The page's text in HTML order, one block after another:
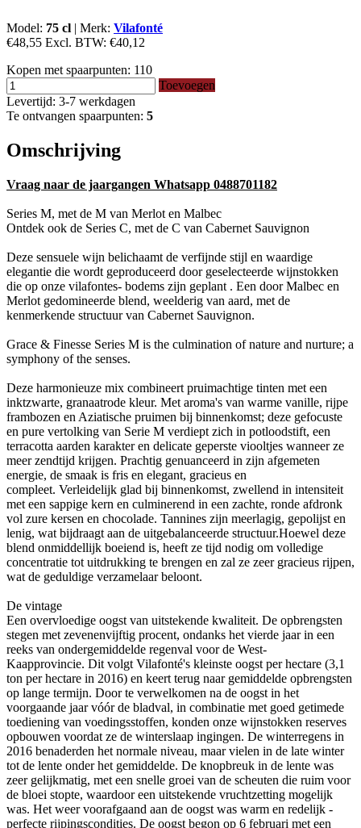
Model: 75 cl | Merk: Vilafonté
€48,55 Excl. BTW: €40,12
Kopen met spaarpunten: 110
Toevoegen
Levertijd: 3-7 werkdagen
Te ontvangen spaarpunten: 5
Omschrijving
Vraag naar de jaargangen Whatsapp 0488701182
Series M, met de M van Merlot en Malbec
Ontdek ook de Series C, met de C van Cabernet Sauvignon
Deze sensuele wijn belichaamt de verfijnde stijl en waardige
elegantie die wordt geproduceerd door geselecteerde wijnstokken
die op onze vilafontes- bodems zijn geplant . Een door Malbec en
Merlot gedomineerde blend, weelderig van aard, met de
kenmerkende structuur van Cabernet Sauvignon.
Grace & Finesse Series M is the culmination of nature and nurture; a
symphony of the senses.
Deze harmonieuze mix combineert pruimachtige tinten met een
inktzwarte, granaatrode kleur. Met aroma's van warme vanille, rijpe
frambozen en Aziatische pruimen bij binnenkomst; deze gefocuste
en pure vertolking van Serie M verdiept zich in potloodstift, een
terracotta aarden karakter en delicate geperste viooltjes wanneer ze
meer zendtijd krijgen. Prachtig genuanceerd in zijn afgemeten
energie, de smaak is fris en elegant, gracieus en
compleet. Verleidelijk glad bij binnenkomst, zwellend in intensiteit
met een sappige kern en culminerend in een zachte, ronde afdronk
vol zure kersen en chocolade. Tannines zijn meerlagig, gepolijst en
lenig, wat bijdraagt ​​aan de uitgebalanceerde structuur.Hoewel deze
blend onmiddellijk boeiend is, heeft ze tijd nodig om volledige
concentratie tot uitdrukking te brengen en zal ze zeer gracieus rijpen,
wat de geduldige verzamelaar beloont.
De vintage
Een overvloedige oogst van uitstekende kwaliteit. De opbrengsten
stegen met zevenenvijftig procent, ondanks het vierde jaar in een
reeks van ondergemiddelde regenval voor de West-
Kaapprovincie. Dit volgt Vilafonté's kleinste oogst per hectare (3,1
ton per hectare in 2016) en keert terug naar gemiddelde opbrengsten
op lange termijn. Door te verwelkomen na de oogst in het
voorgaande jaar vóór de bladval, in combinatie met goed getimede
toediening van voedingsstoffen, konden onze wijnstokken reserves
opbouwen voordat ze de winterslaap ingingen. De winterregens in
2016 benaderden het normale niveau, maar vielen in de late winter
tot de lente onder het gemiddelde. De knopbreuk in de lente was
zeer gelijkmatig, met een snelle groei van de scheuten die ruim voor
de bloei stopte, waardoor een uitstekende vruchtzetting mogelijk
was. Het weer voorafgaand aan de oogst was warm en redelijk -
perfecte rijpingscondities. De oogst begon op 6 februari met een